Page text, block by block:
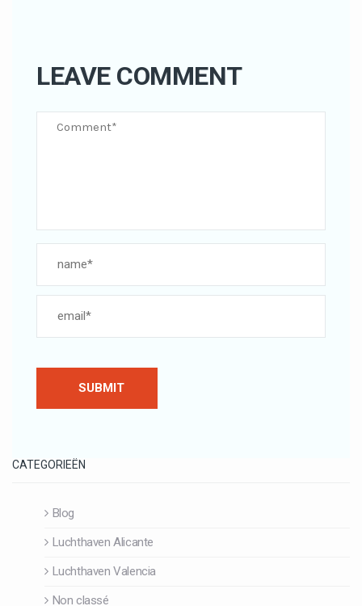
LEAVE COMMENT
CATEGORIEËN
Blog
Luchthaven Alicante
Luchthaven Valencia
Non classé